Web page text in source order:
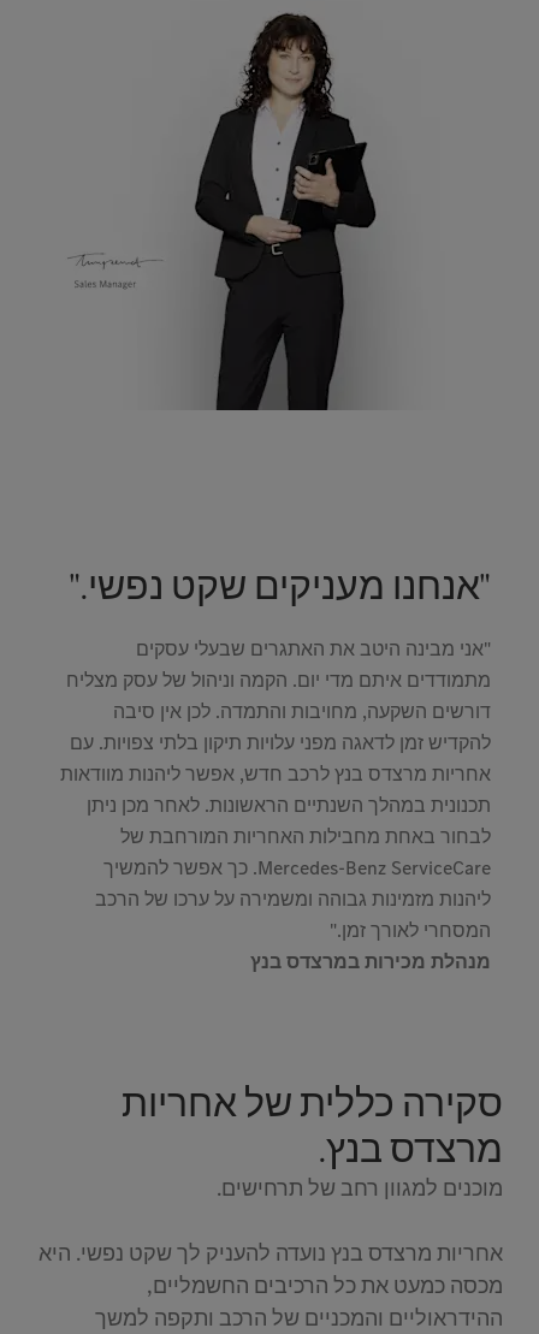
"אנחנו מעניקים שקט נפשי."
"אני מבינה היטב את האתגרים שבעלי עסקים
מתמודדים איתם מדי יום. הקמה וניהול של עסק מצליח
דורשים השקעה, מחויבות והתמדה. לכן אין סיבה
להקדיש זמן לדאגה מפני עלויות תיקון בלתי צפויות. עם
אחריות מרצדס בנץ לרכב חדש, אפשר ליהנות מוודאות
תכנונית במהלך השנתיים הראשונות. לאחר מכן ניתן
לבחור באחת מחבילות האחריות המורחבת של
Mercedes-Benz ServiceCare. כך אפשר להמשיך
ליהנות מזמינות גבוהה ומשמירה על ערכו של הרכב
המסחרי לאורך זמן."
מנהלת מכירות במרצדס בנץ
סקירה כללית של אחריות
מרצדס בנץ.
מוכנים למגוון רחב של תרחישים.
אחריות מרצדס בנץ נועדה להעניק לך שקט נפשי. היא
מכסה כמעט את כל הרכיבים החשמליים,
ההידראוליים והמכניים של הרכב ותקפה למשך